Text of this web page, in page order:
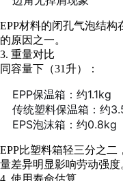
EPP材料的闭孔气泡结构
的原因之一。
3. 重量对比
同容量下（31升）：
EPP保温箱：约1.1kg
传统塑料保温箱：约
EPS泡沫箱：约0.8kg
EPP比塑料箱轻三分之
量差异明显影响劳动强度
4. 使用寿命估算